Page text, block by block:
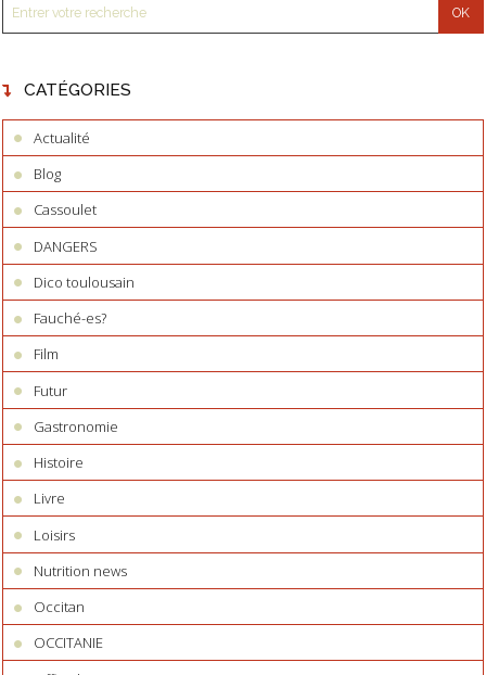
CATÉGORIES
Actualité
Blog
Cassoulet
DANGERS
Dico toulousain
Fauché-es?
Film
Futur
Gastronomie
Histoire
Livre
Loisirs
Nutrition news
Occitan
OCCITANIE